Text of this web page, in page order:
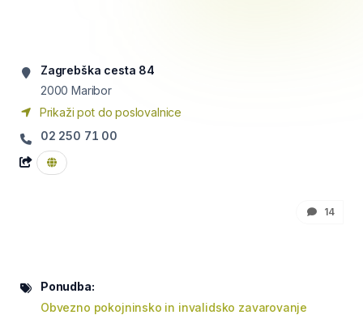
Zagrebška cesta 84
2000 Maribor
Prikaži pot do poslovalnice
02 250 71 00
14
Ponudba:
Obvezno pokojninsko in invalidsko zavarovanje